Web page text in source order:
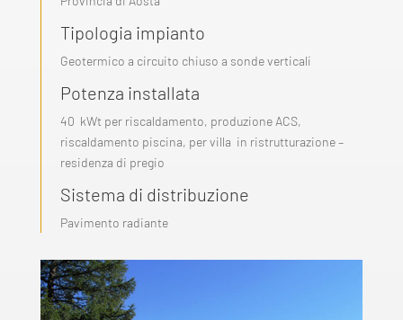
Tipologia impianto
Geotermico a circuito chiuso a sonde verticali
Potenza installata
40 kWt per riscaldamento, produzione ACS,
riscaldamento piscina, per villa in ristrutturazione –
residenza di pregio
Sistema di distribuzione
Pavimento radiante